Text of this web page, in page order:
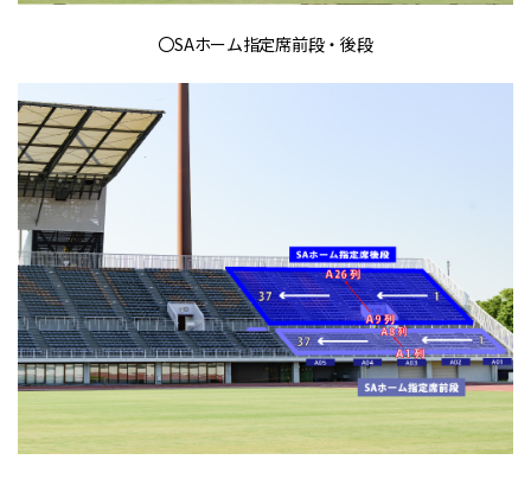
〇SAホーム指定席前段・後段